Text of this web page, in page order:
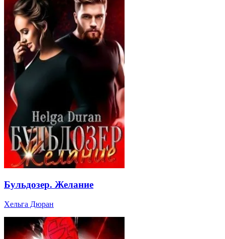
Бульдозер. Желание
Хельга Дюран